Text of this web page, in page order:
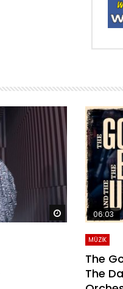
Daha sonra izle
06:03
MÜZİK
The
The